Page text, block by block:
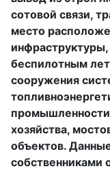
сотовой связи,
место
беспилотным
сооружения
хозяйства,
объектов.
собственниками